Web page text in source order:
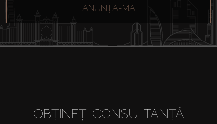
Închiriați
Agenți
ANUNȚA-MA
OBȚINEȚI CONSULTANȚĂ